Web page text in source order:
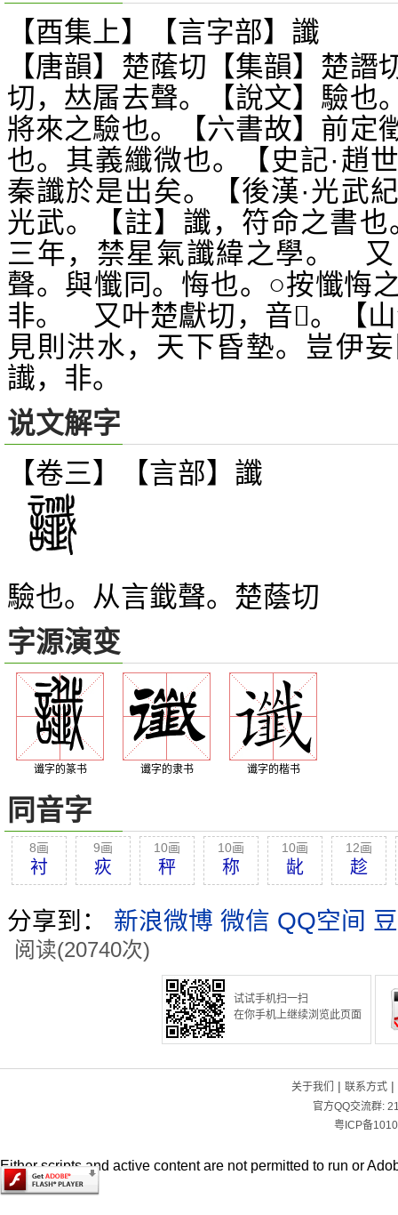
【酉集上】【言字部】讖
【唐韻】楚䕃切【集韻】楚譖
切， 𠀤㞚去聲。【說文】驗也
將來之驗也。【六書故】前定
也。其義纖微也。【史記·趙
秦讖於是出矣。【後漢·光武
光武。【註】讖，符命之書
三年，禁星氣讖緯之學。
聲。與懺同。悔也。○按懺悔
非。 又叶楚獻切，音𣀔。【
見則洪水，天下昏墊。豈伊
䜟，非。
说文解字
【卷三】【言部】 讖
驗也。从言韱聲。楚蔭切
字源演变
谶字的篆书 谶字的隶书 谶字的楷书
同音字
8画
衬
9画
疢
10画
秤
10画
称
10画
龀
12画
趁
分享到： 新浪微博 微信 QQ空间
阅读(20740次)
试试手机扫一扫
在你手机上继续浏览此页面
关于我们 | 联系方式|
官方QQ交流群:
粤ICP备
Either scripts and active content are not permitted to run or